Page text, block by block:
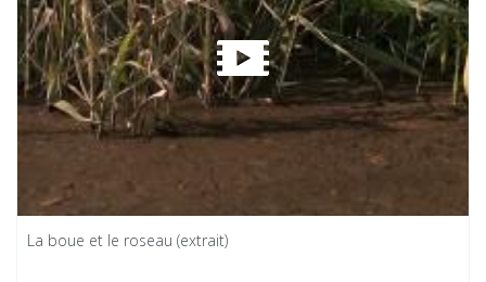
La boue et le roseau (extrait)